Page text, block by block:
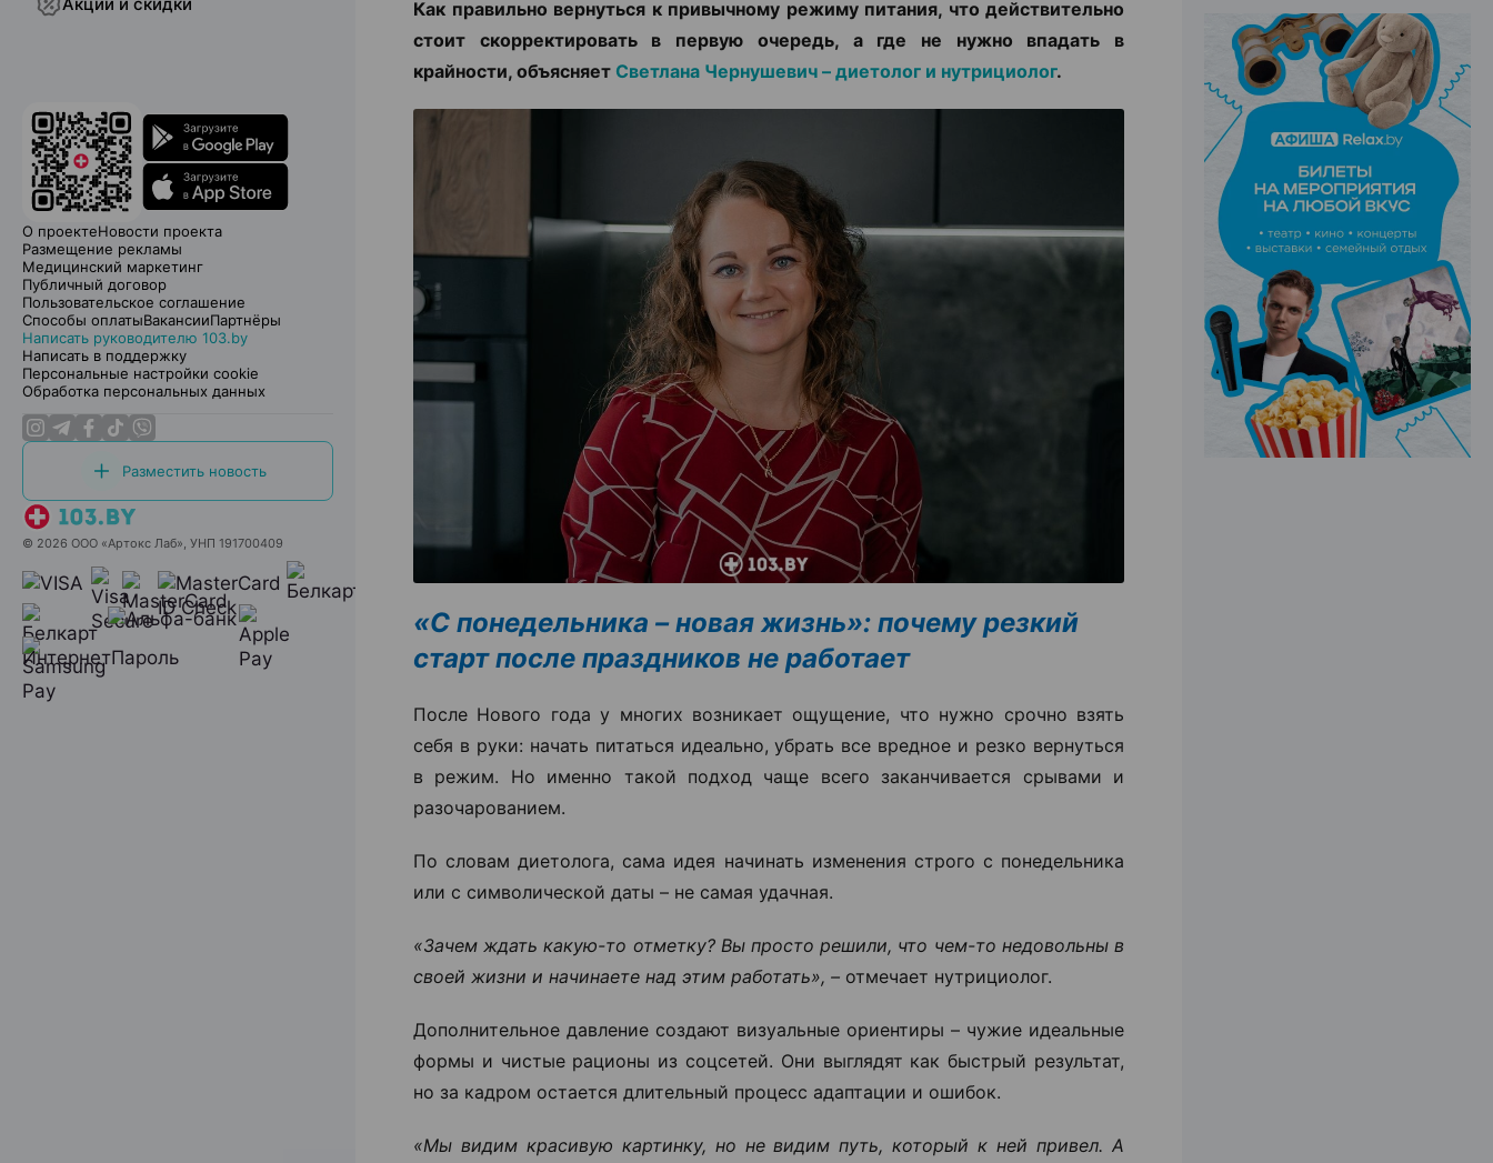
О проектеНовости проекта
Размещение рекламы
Медицинский маркетинг
Публичный договор
Пользовательское соглашение
Способы оплатыВакансииПартнёры
Написать руководителю 103.by
Написать в поддержку
Персональные настройки cookie
Обработка персональных данных
Разместить новость
© 2026 ООО «Артокс Лаб», УНП 191700409
Как правильно вернуться к привычному режиму питания, что действительно
стоит скорректировать в первую очередь, а где не нужно впадать в
крайности, объясняет Светлана Чернушевич – диетолог и нутрициолог.
«С понедельника – новая жизнь»: почему резкий
старт после праздников не работает
После Нового года у многих возникает ощущение, что нужно срочно взять
себя в руки: начать питаться идеально, убрать все вредное и резко вернуться
в режим. Но именно такой подход чаще всего заканчивается срывами и
разочарованием.
По словам диетолога, сама идея начинать изменения строго с понедельника
или с символической даты – не самая удачная.
«Зачем ждать какую-то отметку? Вы просто решили, что чем-то недовольны в
своей жизни и начинаете над этим работать», – отмечает нутрициолог.
Дополнительное давление создают визуальные ориентиры – чужие идеальные
формы и чистые рационы из соцсетей. Они выглядят как быстрый результат,
но за кадром остается длительный процесс адаптации и ошибок.
«Мы видим красивую картинку, но не видим путь, который к ней привел. А
ЭФФЕКТИВНАЯ РЕКЛАМА НА САЙТЕ